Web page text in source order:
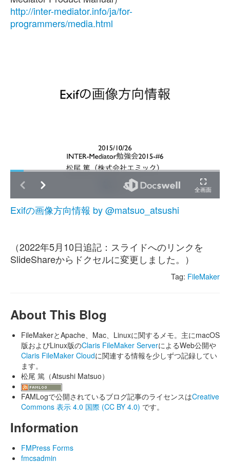
http://inter-mediator.info/ja/for-
programmers/media.html
Exifの画像方向情報 by @matsuo_atsushi
（2022年5月10日追記：スライドへのリンクを
SlideShareからドクセルに変更しました。）
Tag: FileMaker
About This Blog
FileMakerとApache、Mac、Linuxに関するメモ。主にmacOS
版およびLinux版のClaris FileMaker ServerによるWeb公開や
Claris FileMaker Cloudに関連する情報を少しずつ記録してい
ます。
松尾 篤（Atsushi Matsuo）
FAMLogで公開されているブログ記事のライセンスはCreative
Commons 表示 4.0 国際 (CC BY 4.0) です。
Information
FMPress Forms
fmcsadmin